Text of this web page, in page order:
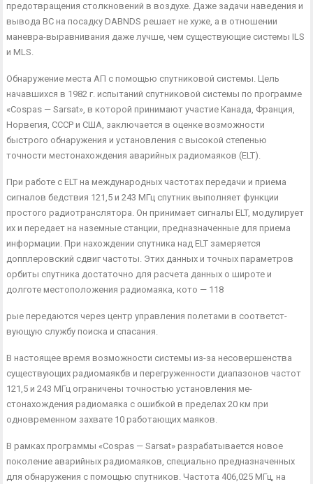
предотвращения столкновений в воздухе. Даже задачи наведения и
вывода ВС на посадку DABNDS решает не хуже, а в отношении
маневра-выравнивания даже лучше, чем существу­ющие системы ILS
и MLS.
Обнаружение места АП с помощью спутниковой системы. Цель
начавшихся в 1982 г. испытаний спутниковой системы по программе
«Cospas — Sarsat», в которой принимают участие Канада, Франция,
Норвегия, СССР и США, заключается в оценке возможности
быстрого обнаружения и установления с высокой степенью
точности местонахождения аварийных радио­маяков (ELT).
При работе с ELT на международных частотах передачи и приема
сигналов бедствия 121,5 и 243 МГц спутник выполняет функции
простого радиотранслятора. Он принимает сигналы ELT, модулирует
их и передает на наземные станции, предна­значенные для приема
информации. При нахождении спутника над ELT замеряется
допплеровский сдвиг частоты. Этих данных и точных параметров
орбиты спутника достаточно для расчета данных о широте и
долготе местоположения радиомаяка, кото — 118
рые передаются через центр управления полетами в соответст­
вующую службу поиска и спасания.
В настоящее время возможности системы из-за несовершен­ства
существующих радиомаякбв и перегруженности диапазонов частот
121,5 и 243 МГц ограничены точностью установления ме­
стонахождения радиомаяка с ошибкой в пределах 20 км при
одновременном захвате 10 работающих маяков.
В рамках программы «Cospas — Sarsat» разрабатывается новое
поколение аварийных радиомаяков, специально предна­значенных
для обнаружения с помощью спутников. Частота 406,025 МГц, на